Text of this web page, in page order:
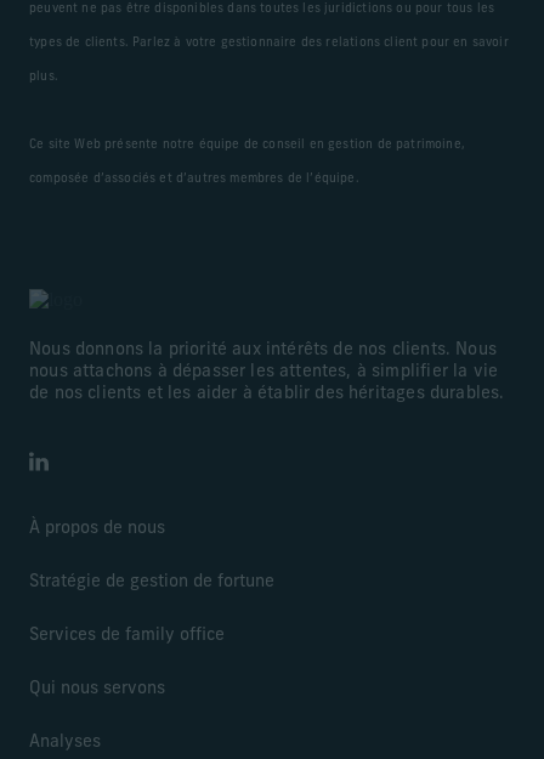
peuvent ne pas être disponibles dans toutes les juridictions ou pour tous les
types de clients. Parlez à votre gestionnaire des relations client pour en savoir
plus.
Ce site Web présente notre équipe de conseil en gestion de patrimoine,
composée d’associés et d’autres membres de l’équipe.
Nous donnons la priorité aux intérêts de nos clients. Nous
nous attachons à dépasser les attentes, à simplifier la vie
de nos clients et les aider à établir des héritages durables.
LinkedIn
À propos de nous
Stratégie de gestion de fortune
Services de family office
Qui nous servons
Analyses